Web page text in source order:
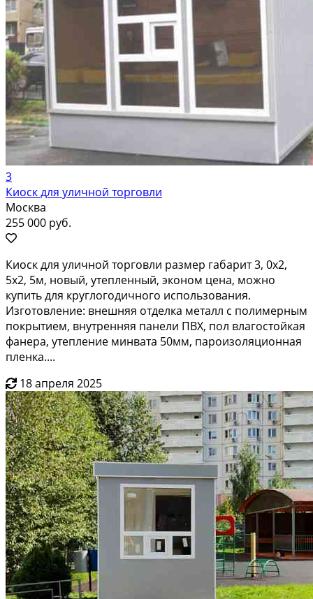
3
Киоск для уличной торговли
Москва
255 000 руб.
Киоск для уличной торговли размер габарит 3, 0х2,
5х2, 5м, новый, утепленный, эконом цена, можно
купить для круглогодичного использования.
Изготовление: внешняя отделка металл с полимерным
покрытием, внутренняя панели ПВХ, пол влагостойкая
фанера, утепление минвата 50мм, пароизоляционная
пленка....
18 апреля 2025